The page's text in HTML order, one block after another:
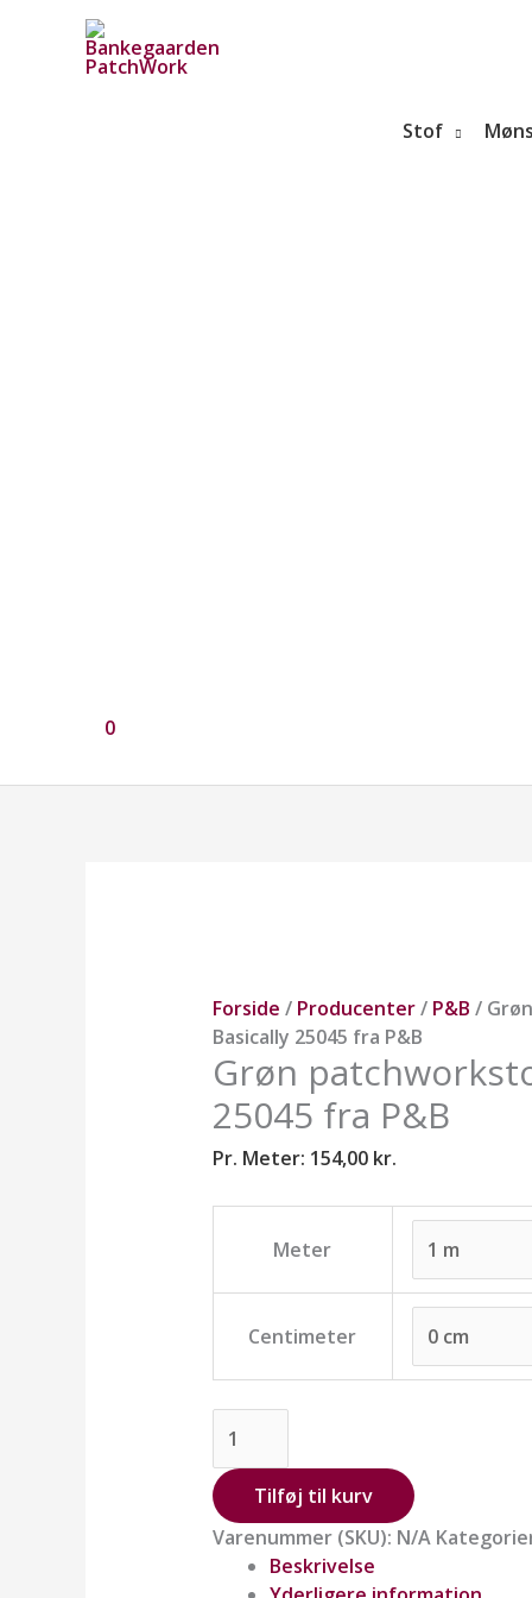
indholdet
Stof
0
Forside / Producenter/ P&B /
Basically 25045 fra P&B
Grøn
25045 fra P&B
Pr. Meter: 154,00 kr.
Meter
Centimeter
P&B
antal
Tilføj til kurv
Varenummer (SKU): N/A
Beskrivelse